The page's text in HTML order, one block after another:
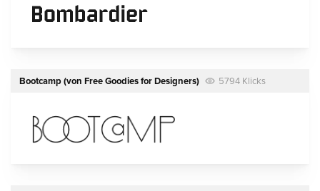
Bootcamp(von Free Goodies for Designers) 5794 Klicks